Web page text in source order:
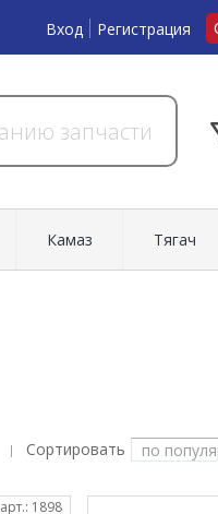
Вход Регистрация
Камаз Тягач
| Сортировать
арт.: 1898